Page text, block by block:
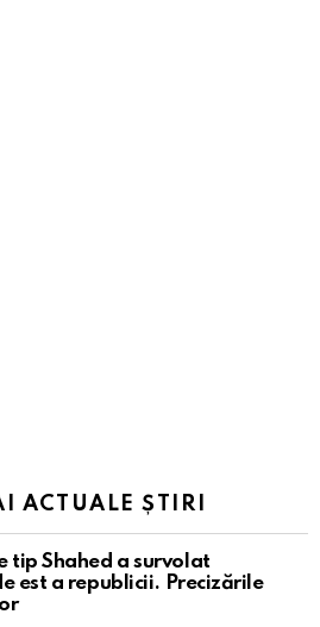
ACTUALE ȘTIRI
tip Shahed a survolat
est a republicii. Precizările